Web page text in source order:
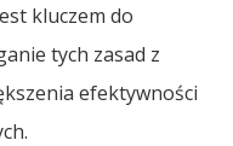
kluczem do
tych zasad z
efektywności